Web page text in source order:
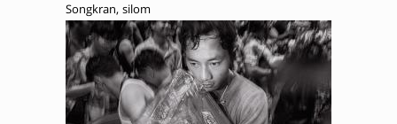
Songkran, silom